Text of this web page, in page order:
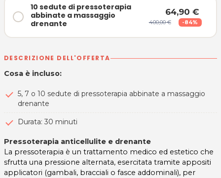
10 sedute di pressoterapia
abbinate a massaggio
drenante
64,90 €
400,00 € -84%
DESCRIZIONE DELL'OFFERTA
Cosa è incluso:
5, 7 o 10 sedute di pressoterapia abbinate a massaggio
drenante
Durata: 30 minuti
Pressoterapia anticellulite e drenante
La pressoterapia è un trattamento medico ed estetico che
sfrutta una pressione alternata, esercitata tramite appositi
applicatori (gambali, bracciali o fasce addominali), per